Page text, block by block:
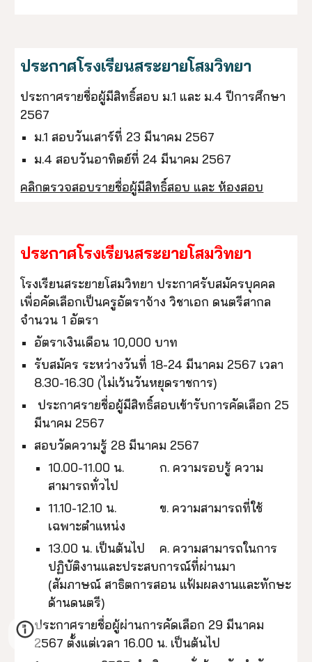
ประกาศโรงเรียนสระยายโสมวิทยา
ประกาศรายชื่อผู้มีสิทธิ์สอบ ม.1 และ ม.4 ปีการศึกษา
2567
ม.1 สอบวันเสาร์ที่ 23 มีนาคม 2567
ม.4 สอบวันอาทิตย์ที่ 24 มีนาคม 2567
คลิกตรวจสอบรายชื่อผู้มีสิทธิ์สอบ และ ห้องสอบ
ประกาศโรงเรียนสระยายโสมวิทยา
โรงเรียนสระยายโสมวิทยา ประกาศรับสมัครบุคคล
เพื่อคัดเลือกเป็นครูอัตราจ้าง วิชาเอก ดนตรีสากล
จำนวน 1 อัตรา
อัตราเงินเดือน 10,000 บาท
รับสมัคร ระหว่างวันที่ 18-24 มีนาคม 2567 เวลา
8.30-16.30 (ไม่เว้นวันหยุดราชการ)
ประกาศรายชื่อผู้มีสิทธิ์สอบเข้ารับการคัดเลือก 25
มีนาคม 2567
สอบวัดความรู้ 28 มีนาคม 2567
10.00-11.00 น.
ก. ความรอบรู้ ความ
สามารถทั่วไป
11.10-12.10 น.
ข. ความสามารถที่ใช้
เฉพาะตำแหน่ง
13.00 น. เป็นต้นไป
ค. ความสามารถในการ
ปฏิบัติงานและประสบการณ์ที่ผ่านมา
(สัมภาษณ์ สาธิตการสอน แฟ้มผลงานและทักษะ
ด้านดนตรี)
ประกาศรายชื่อผู้ผ่านการคัดเลือก 29 มีนาคม
2567 ตั้งแต่เวลา 16.00 น. เป็นต้นไป